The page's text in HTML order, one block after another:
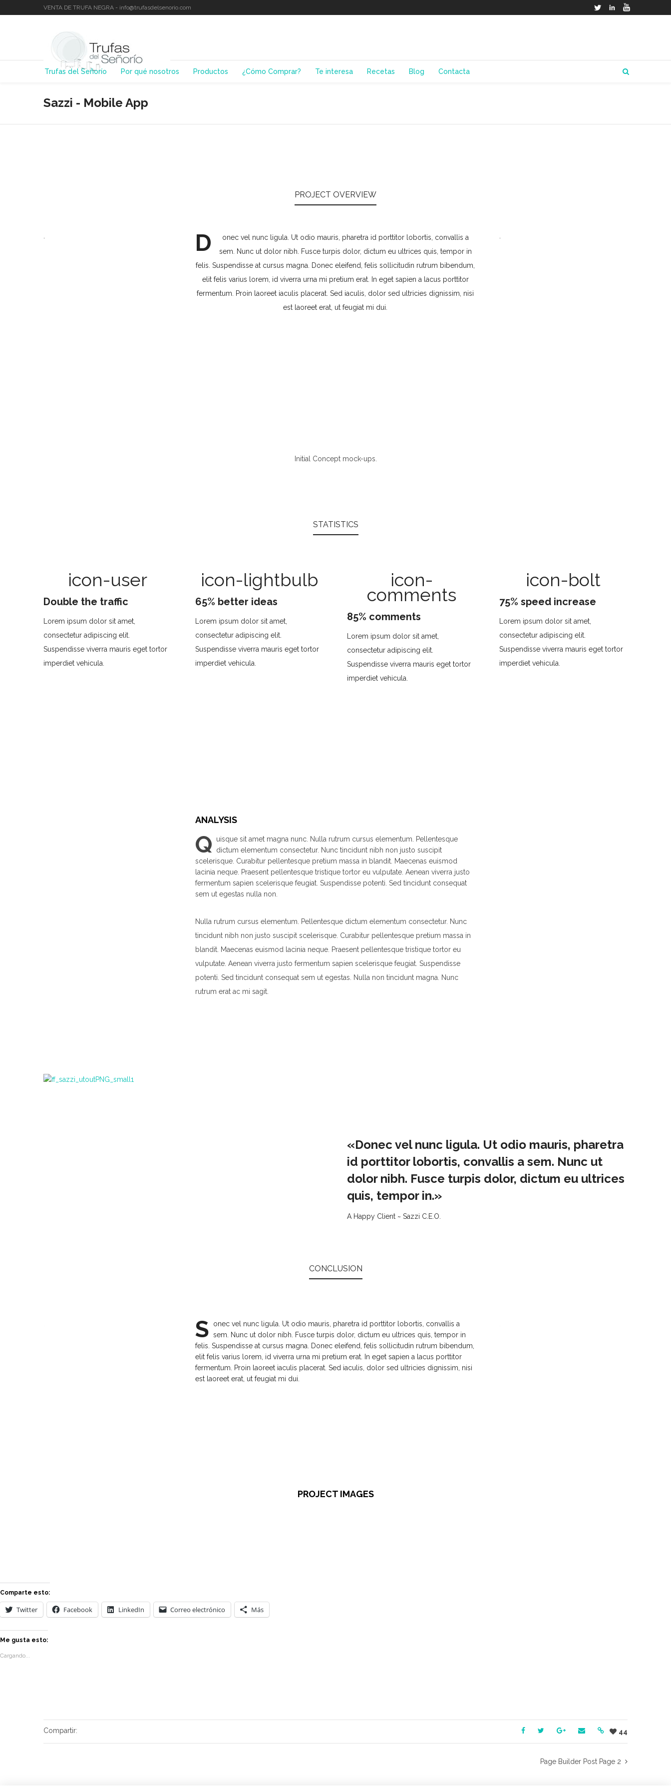
VENTA DE TRUFA NEGRA - info@trufasdelsenorio.com TwitterLinkedIn
Trufas del Señorío Por qué nosotros Productos ¿Cómo Comprar? Te interesa Recetas Blog Contacta
Sazzi - Mobile App
PROJECT OVERVIEW
D
onec vel nunc ligula. Ut odio mauris, pharetra id porttitor lobortis, convallis a
sem. Nunc ut dolor nibh. Fusce turpis dolor, dictum eu ultrices quis, tempor in
felis. Suspendisse at cursus magna. Donec eleifend, felis sollicitudin rutrum bibendum,
elit felis varius lorem, id viverra urna mi pretium erat. In eget sapien a lacus porttitor
fermentum. Proin laoreet iaculis placerat. Sed iaculis, dolor sed ultricies dignissim, nisi
est laoreet erat, ut feugiat mi dui.
Initial Concept mock-ups.
STATISTICS
icon-user
Double the traffic
Lorem ipsum dolor sit amet,
consectetur adipiscing elit.
Suspendisse viverra mauris eget tortor
imperdiet vehicula.
icon-lightbulb
65% better ideas
Lorem ipsum dolor sit amet,
consectetur adipiscing elit.
Suspendisse viverra mauris eget tortor
imperdiet vehicula.
icon-
comments
85% comments
Lorem ipsum dolor sit amet,
consectetur adipiscing elit.
Suspendisse viverra mauris eget tortor
imperdiet vehicula.
icon-bolt
75% speed increase
Lorem ipsum dolor sit amet,
consectetur adipiscing elit.
Suspendisse viverra mauris eget tortor
imperdiet vehicula.
ANALYSIS
Q
uisque sit amet magna nunc. Nulla rutrum cursus elementum. Pellentesque
dictum elementum consectetur. Nunc tincidunt nibh non justo suscipit
scelerisque. Curabitur pellentesque pretium massa in blandit. Maecenas euismod
lacinia neque. Praesent pellentesque tristique tortor eu vulputate. Aenean viverra justo
fermentum sapien scelerisque feugiat. Suspendisse potenti. Sed tincidunt consequat
sem ut egestas nulla non.
Nulla rutrum cursus elementum. Pellentesque dictum elementum consectetur. Nunc
tincidunt nibh non justo suscipit scelerisque. Curabitur pellentesque pretium massa in
blandit. Maecenas euismod lacinia neque. Praesent pellentesque tristique tortor eu
vulputate. Aenean viverra justo fermentum sapien scelerisque feugiat. Suspendisse
potenti. Sed tincidunt consequat sem ut egestas. Nulla non tincidunt magna. Nunc
rutrum erat ac mi sagit.
«Donec vel nunc ligula. Ut odio mauris, pharetra
id porttitor lobortis, convallis a sem. Nunc ut
dolor nibh. Fusce turpis dolor, dictum eu ultrices
quis, tempor in.»
A Happy Client ~ Sazzi C.E.O.
CONCLUSION
S
onec vel nunc ligula. Ut odio mauris, pharetra id porttitor lobortis, convallis a
sem. Nunc ut dolor nibh. Fusce turpis dolor, dictum eu ultrices quis, tempor in
felis. Suspendisse at cursus magna. Donec eleifend, felis sollicitudin rutrum bibendum,
elit felis varius lorem, id viverra urna mi pretium erat. In eget sapien a lacus porttitor
fermentum. Proin laoreet iaculis placerat. Sed iaculis, dolor sed ultricies dignissim, nisi
est laoreet erat, ut feugiat mi dui.
PROJECT IMAGES
Comparte esto:
Twitter Facebook LinkedIn Correo electrónico Más
Me gusta esto:
Cargando...
Compartir: 44
Page Builder Post Page 2